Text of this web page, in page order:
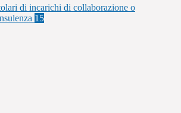
di incarichi di collaborazione o
15